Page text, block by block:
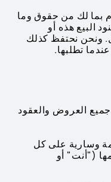
بما لك من حقوق وما
البيع هذه أو
ونحن نحتفظ كذلك
تطلبها.
جميع العروض والعقود
وسارية على كل
("أنت" أو